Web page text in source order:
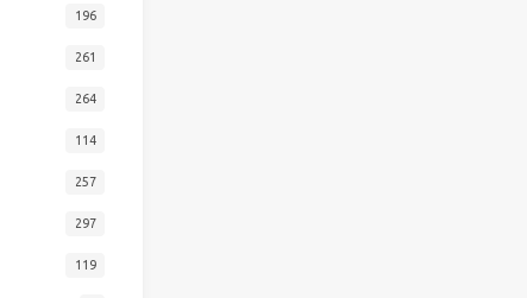
196
261
264
114
257
297
119